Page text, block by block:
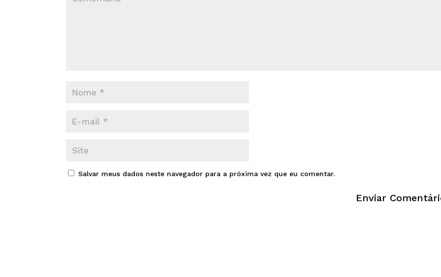
Salvar meus dados neste navegador para a próxima vez que eu comentar.